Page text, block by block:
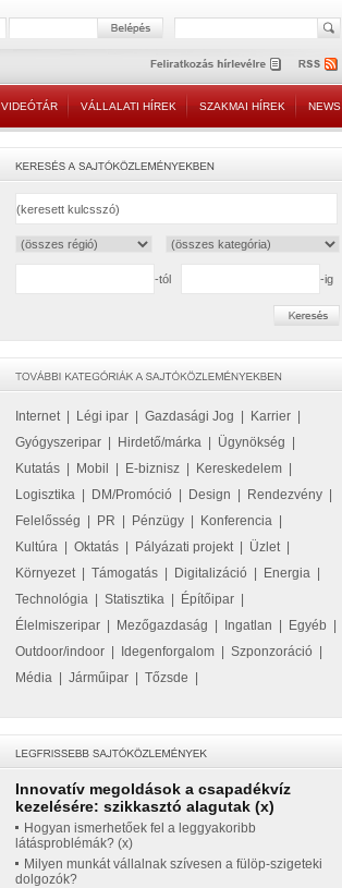
VIDEÓTÁR VÁLLALATI HÍREK SZAKMAI HÍREK NEWS
-tól -ig
Internet| Légi ipar Gazdasági Jog Karrier
Gyógyszeripar
Hirdető/márka Ügynökség
Kutatás
Mobil E-biznisz Kereskedelem
Logisztika
DM/Promóció Design Rendezvény
Felelősség
PR Pénzügy Konferencia
Kultúra
Oktatás Pályázati projekt| Üzlet|
Környezet| Támogatás Digitalizáció Energia
Technológia
Statisztika Építőipar
Élelmiszeripar
Mezőgazdaság Ingatlan Egyéb
Outdoor/indoor
Idegenforgalom Szponzoráció
Média
Járműipar Tőzsde
Innovatív megoldások a csapadékvíz
kezelésére: szikkasztó alagutak (x)
Hogyan ismerhetőek fel a leggyakoribb
látásproblémák? (x)
Milyen munkát vállalnak szívesen a fülöp-szigeteki
dolgozók?